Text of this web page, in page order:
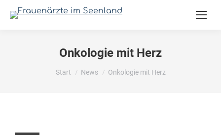
Onkologie mit Herz
Sie befinden sich hier:
Start News Onkologie mit Herz